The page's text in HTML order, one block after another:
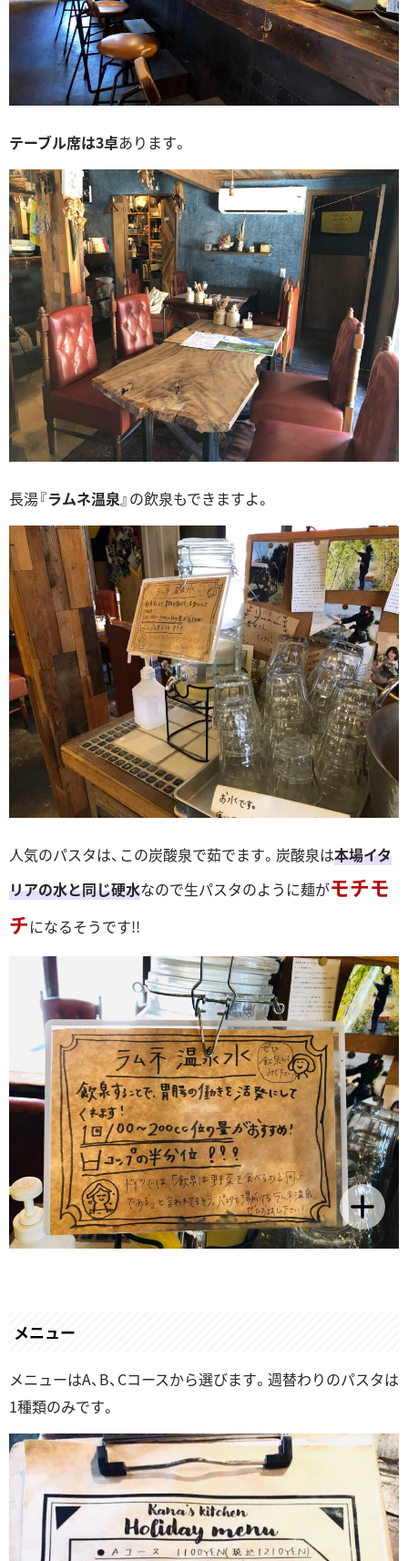
テーブル席は3卓あります。
長湯『ラムネ温泉』の飲泉もできますよ。
人気のパスタは、この炭酸泉で茹でます。炭酸泉は本場イタ
リアの水と同じ硬水なので生パスタのように麺がモチモ
チになるそうです!!
メニュー
メニューはA、B、Cコースから選びます。週替わりのパスタは
1種類のみです。